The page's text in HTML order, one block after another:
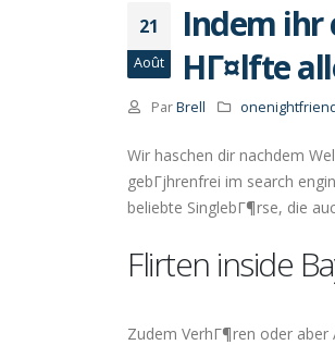
21
Août
Indem ihr
HГ¤lfte
ParBrell
Wir haschen dir nachdem
gebГјhrenfrei im search
beliebte SinglebГ¶rse, die
Flirten inside
Zudem VerhГ¶ren oder